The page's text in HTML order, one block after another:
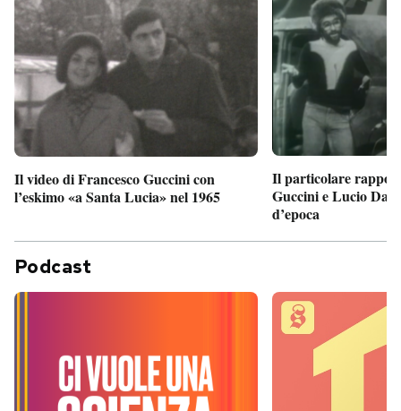
Il video di Francesco Guccini con
l’eskimo «a Santa Lucia» nel 1965
Il particolare
Guccini e Lucio
d’epoca
Podcast